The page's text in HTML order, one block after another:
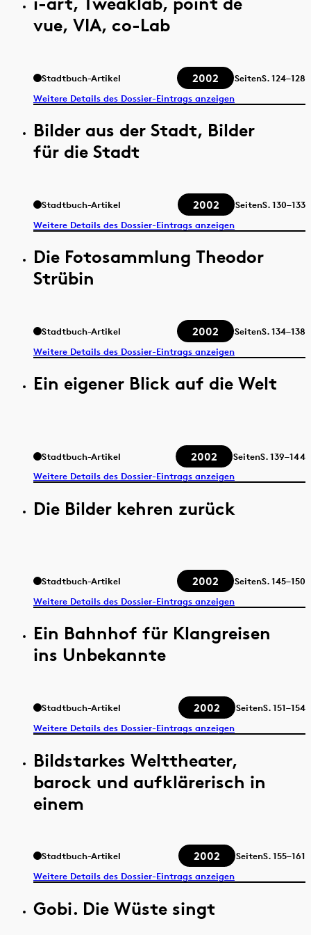
vue, VIA, co-Lab
Stadtbuch-Artikel 2002 SeitenS.124–128
Weitere Details des Dossier-Eintrags anzeigen
Bilder aus der Stadt, Bilder
für die Stadt
Stadtbuch-Artikel 2002 SeitenS.130–133
Weitere Details des Dossier-Eintrags anzeigen
Die Fotosammlung Theodor
Strübin
Stadtbuch-Artikel 2002 SeitenS.134–138
Weitere Details des Dossier-Eintrags anzeigen
Ein eigener Blick auf die Welt
Stadtbuch-Artikel 2002 SeitenS.139–144
Weitere Details des Dossier-Eintrags anzeigen
Die Bilder kehren zurück
Stadtbuch-Artikel 2002 SeitenS.145–150
Weitere Details des Dossier-Eintrags anzeigen
Ein Bahnhof für Klangreisen
ins Unbekannte
Stadtbuch-Artikel 2002 SeitenS.151–154
Weitere Details des Dossier-Eintrags anzeigen
Bildstarkes Welttheater,
barock und aufklärerisch in
einem
Stadtbuch-Artikel 2002 SeitenS.155–161
Weitere Details des Dossier-Eintrags anzeigen
Gobi. Die Wüste singt